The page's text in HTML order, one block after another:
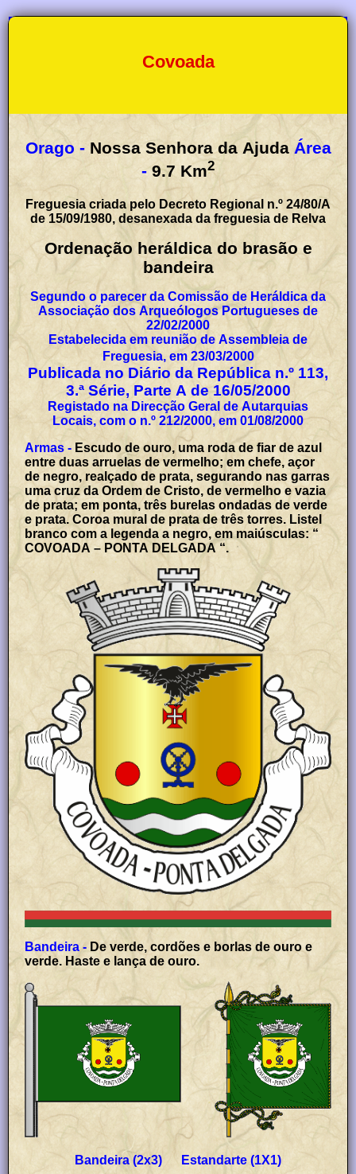
Covoada
Orago - Nossa Senhora da Ajuda Área
- 9.7 Km2
Freguesia criada pelo Decreto Regional n.º 24/80/A
de 15/09/1980, desanexada da freguesia de Relva
Ordenação heráldica do brasão e
bandeira
Segundo o parecer da Comissão de Heráldica da
Associação dos Arqueólogos Portugueses de
22/02/2000
Estabelecida em reunião de Assembleia de
Freguesia, em 23/03/2000
Publicada no Diário da República n.º 113,
3.ª Série, Parte A de 16/05/2000
Registado na Direcção Geral de Autarquias
Locais, com o n.º 212/2000, em 01/08/2000
Armas - Escudo de ouro, uma roda de fiar de azul
entre duas arruelas de vermelho; em chefe, açor
de negro, realçado de prata, segurando nas garras
uma cruz da Ordem de Cristo, de vermelho e vazia
de prata; em ponta, três burelas ondadas de verde
e prata. Coroa mural de prata de três torres. Listel
branco com a legenda a negro, em maiúsculas: “
COVOADA – PONTA DELGADA “.
Bandeira - De verde, cordões e borlas de ouro e
verde. Haste e lança de ouro.
Bandeira (2x3) Estandarte (1X1)